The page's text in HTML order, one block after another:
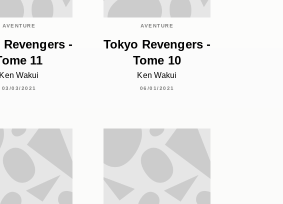
AVENTURE
Revengers -
11
Ken Wakui
03/03/2021
AVENTURE
Tokyo Revengers -
Tome 10
Ken Wakui
06/01/2021